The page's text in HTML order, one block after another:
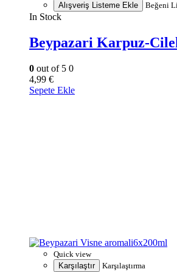
Alışveriş Listeme Ekle Beğeni
In Stock
Beypazari Karpuz-
0 out of 5 0
4,99 €
Sepete Ekle
Quick view
Karşılaştır
Karşılaştırma